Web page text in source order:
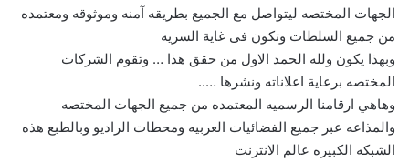
الجهات المختصه ليتواصل مع الجميع بطريقه آمنه وموثوقه ومعتمده
من جميع السلطات وتكون فى غاية السريه
وبهذا يكون ولله الحمد الاول من حقق هذا … وتقوم الشركات
المختصه برعاية اعلاناته ونشرها …..
وهاهي ارقامنا الرسميه المعتمده من جميع الجهات المختصه
والمذاعه عبر جميع الفضائيات العربيه ومحطات الراديو وبالطبع هذه
الشبكه الكبيره عالم الانترنت